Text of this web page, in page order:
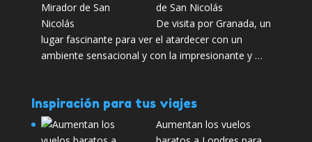
de San Nicolás
De visita por Granada, un
lugar fascinante para ver el atardecer con un
ambiente sensacional y con la impresionante y …
Inspiración para tus viajes
Aumentan los vuelos